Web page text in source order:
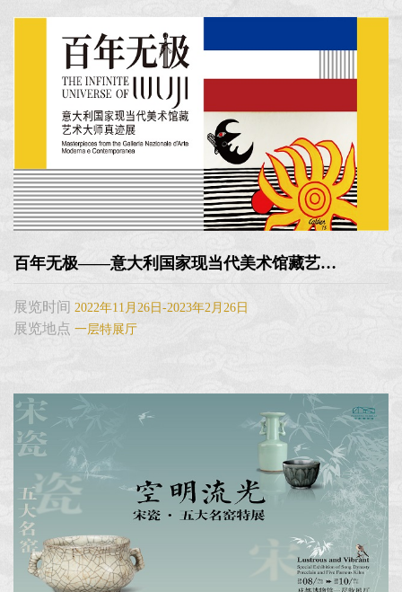
百年无极——意大利国家现当代美术馆藏艺术大师真迹展
展览时间 2022年11月26日-2023年2月26日
展览地点 一层特展厅